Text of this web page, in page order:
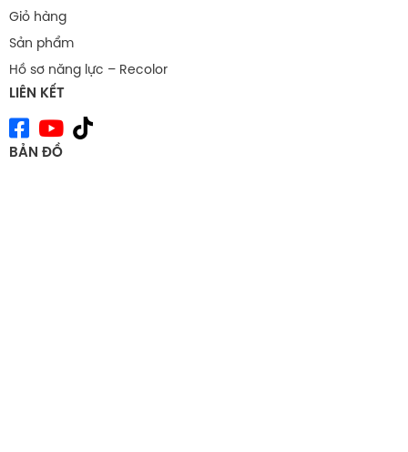
Nhờ sự linh hoạt trong cấu trúc và khả năng tùy chỉnh
cao, carton nắp gài ngày càng được sử dụng rộng rãi
trong nhiều ngành hàng khác nhau. Các lĩnh vực
thường ứng dụng carton nắp gài bao gồm
Mỹ phẩm – spa: Đựng serum, kem dưỡng, set quà nhỏ
Thực phẩm cao cấp: Hộp bánh handmade, hạt dinh
Giỏ hàng
Sản phẩm
Hồ sơ năng lực – Recolor
LIÊN KẾT
BẢN ĐỒ